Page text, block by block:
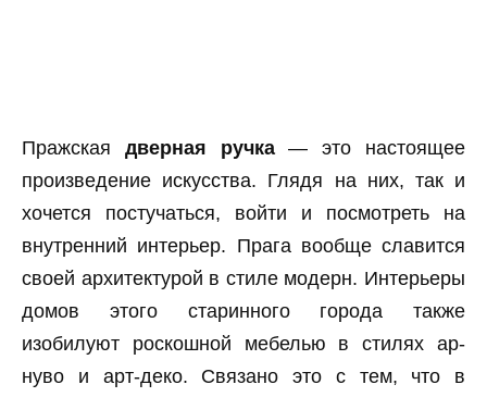
Пражская дверная ручка— это настоящее
произведение искусства. Глядя на них, так и
хочется постучаться, войти и посмотреть на
внутренний интерьер. Прага вообще славится
своей архитектурой в стиле модерн. Интерьеры
домов этого старинного города также
изобилуют роскошной мебелью в стилях ар-
нуво и арт-деко. Связано это с тем, что в